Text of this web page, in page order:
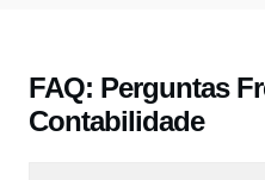
FAQ: Perguntas
Contabilidade